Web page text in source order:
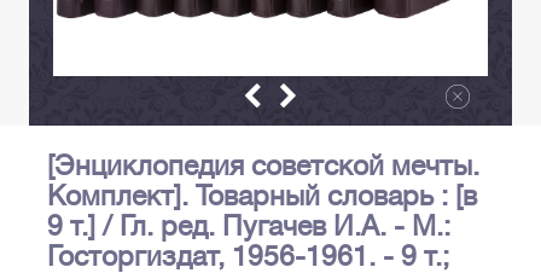
[Энциклопедия советской мечты.
Комплект]. Товарный словарь : [в
9 т.] / Гл. ред. Пугачев И.А. - М.:
Госторгиздат, 1956-1961. - 9 т.;